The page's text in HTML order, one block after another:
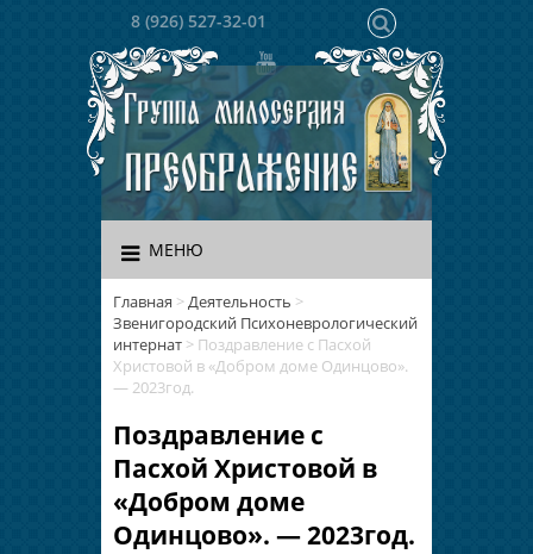
8 (926) 527-32-01
МЕНЮ
Главная >Деятельность >
Звенигородский Психоневрологический
интернат > Поздравление с Пасхой
Христовой в «Добром доме Одинцово».
— 2023год.
Поздравление с
Пасхой Христовой в
«Добром доме
Одинцово». — 2023год.